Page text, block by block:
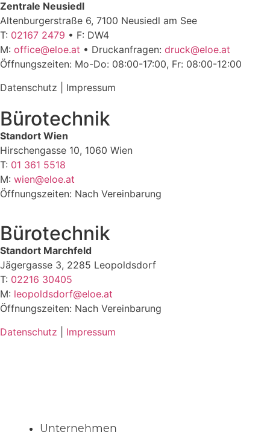
Zentrale Neusiedl
Altenburgerstraße 6, 7100 Neusiedl am See
T: 02167 2479 • F: DW4
M: office@eloe.at • Druckanfragen: druck@eloe.at
Öffnungszeiten: Mo-Do: 08:00-17:00, Fr: 08:00-12:00
Datenschutz
Impressum
Bürotechnik
Standort Wien
Hirschengasse 10, 1060 Wien
T: 01 361 5518
M: wien@eloe.at
Öffnungszeiten: Nach Vereinbarung
Bürotechnik
Standort Marchfeld
Jägergasse 3, 2285 Leopoldsdorf
T: 02216 30405
M: leopoldsdorf@eloe.at
Öffnungszeiten: Nach Vereinbarung
Datenschutz
Impressum
Unternehmen